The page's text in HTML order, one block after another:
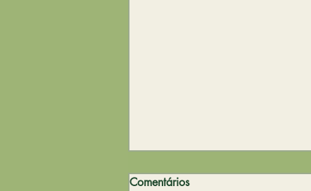
✨🪷 "Desculpem os que estão
Comentários